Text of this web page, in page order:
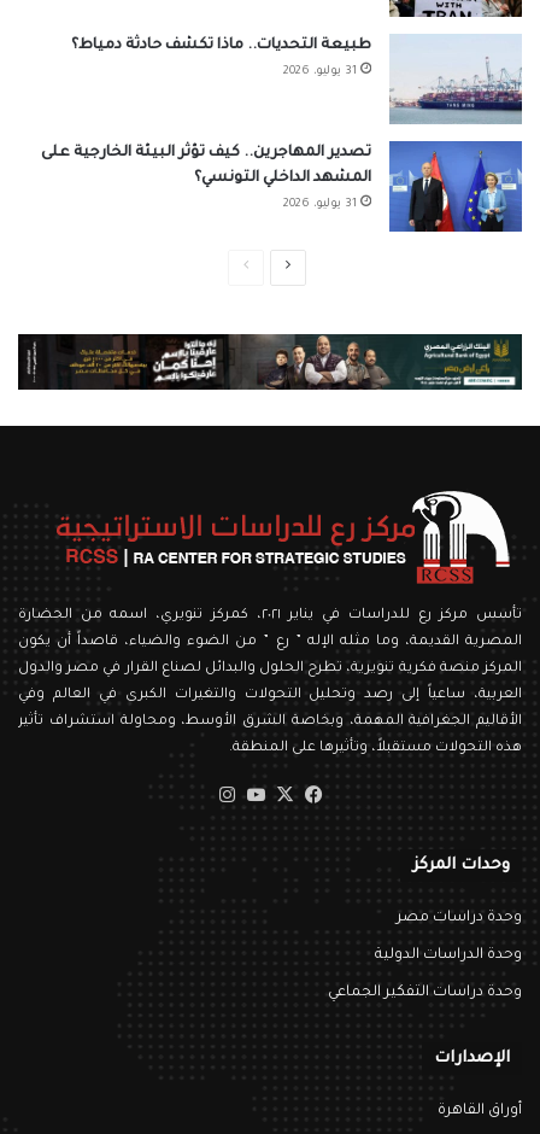
طبيعة التحديات.. ماذا تكشف حادثة دمياط؟
31 يوليو، 2026
تصدير المهاجرين.. كيف تؤثر البيئة الخارجية على
المشهد الداخلي التونسي؟
31 يوليو، 2026
الصفحةالصفحة
تأسس مركز رع للدراسات في يناير ٢٠٢١، كمركز تنويري، اسمه من الحضارة
المصرية القديمة، وما مثله الإله ” رع ” من الضوء والضياء، قاصداً أن يكون
المركز منصة فكرية تنويرية، تطرح الحلول والبدائل لصناع القرار في مصر والدول
العربية، ساعياً إلى رصد وتحليل التحولات والتغيرات الكبرى في العالم وفي
الأقاليم الجغرافية المهمة، وبخاصة الشرق الأوسط، ومحاولة استشراف تأثير
هذه التحولات مستقبلاً، وتأثيرها على المنطقة.
فيسبوك
‫X
‫YouTubeانستقرام
وحدات المركز
وحدة دراسات مصر
وحدة الدراسات الدولية
وحدة دراسات التفكير الجماعي
الإصدارات
أوراق القاهرة